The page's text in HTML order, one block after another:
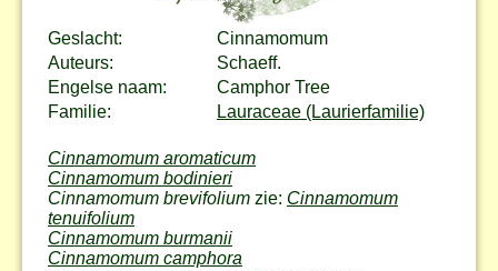
Geslacht:
Cinnamomum
Auteurs:
Schaeff.
Engelse naam:
Camphor Tree
Familie:
Lauraceae (Laurierfamilie)
Cinnamomum aromaticum
Cinnamomum bodinieri
Cinnamomum brevifolium zie: Cinnamomum
tenuifolium
Cinnamomum burmanii
Cinnamomum camphora